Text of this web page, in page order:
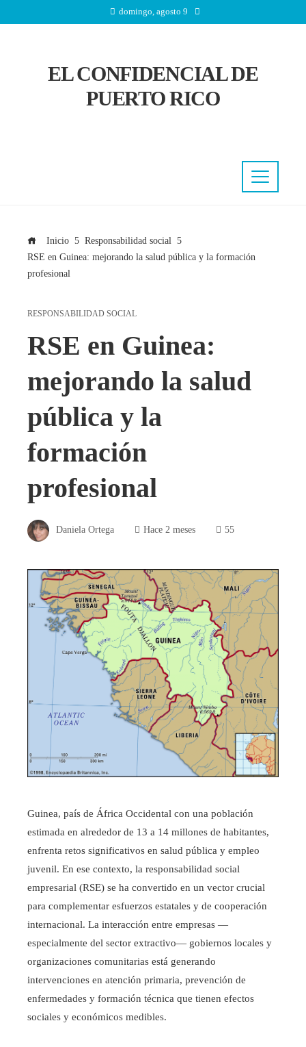
domingo, agosto 9
EL CONFIDENCIAL DE
PUERTO RICO
Inicio
Responsabilidad social
RSE en Guinea: mejorando la salud pública y la formación
profesional
RESPONSABILIDAD SOCIAL
RSE en Guinea:
mejorando la salud
pública y la
formación
profesional
Daniela Ortega Hace 2 meses 55
Guinea, país de África Occidental con una población
estimada en alrededor de 13 a 14 millones de habitantes,
enfrenta retos significativos en salud pública y empleo
juvenil. En ese contexto, la responsabilidad social
empresarial (RSE) se ha convertido en un vector crucial
para complementar esfuerzos estatales y de cooperación
internacional. La interacción entre empresas —
especialmente del sector extractivo— gobiernos locales y
organizaciones comunitarias está generando
intervenciones en atención primaria, prevención de
enfermedades y formación técnica que tienen efectos
sociales y económicos medibles.